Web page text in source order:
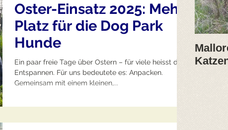
Oster-Einsatz 2025: Mehr
Platz für die Dog Park
Hunde
Ein paar freie Tage über Ostern – für viele heisst das:
Entspannen. Für uns bedeutete es: Anpacken.
Gemeinsam mit einem kleinen,...